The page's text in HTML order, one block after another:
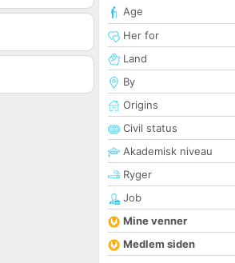
Age
Her for
Land
By
Origins
Civil status
Akademisk niveau
Ryger
Job
Mine venner
Medlem siden